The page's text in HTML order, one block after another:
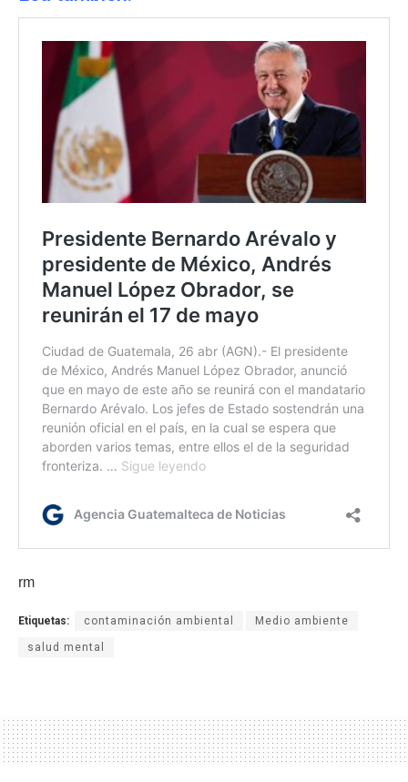
rm
Etiquetas: contaminación ambiental Medio ambiente
salud mental